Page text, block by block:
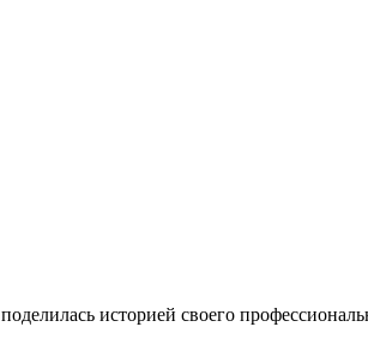
историей своего